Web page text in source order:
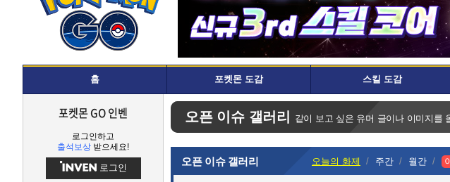
홈 포켓몬 도감 스킬 도감
포켓몬 GO 인벤
로그인하고
출석보상 받으세요!
로그인
오픈 이슈 갤러리 같이 보고 싶은 유머 글이나 이미지를
오픈 이슈 갤러리 오늘의 화제 주간 월간